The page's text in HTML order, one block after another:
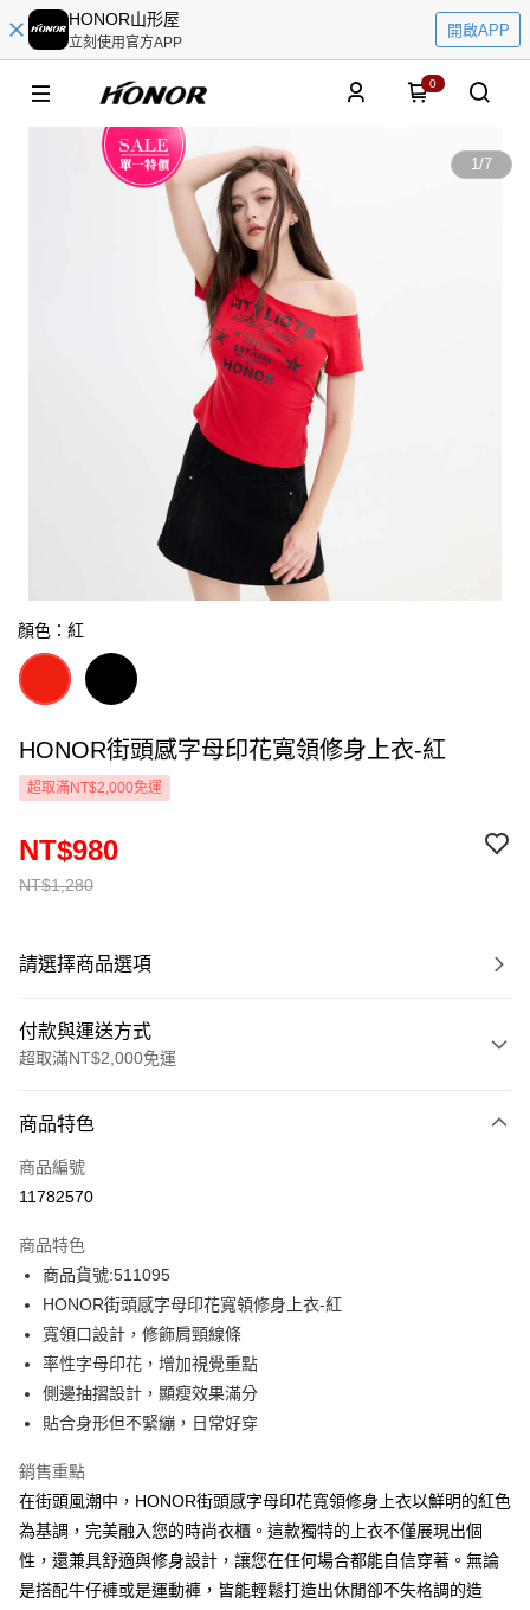
HONOR山形屋
立刻使用官方APP
開啟APP
0
1/7
顏色：紅
HONOR街頭感字母印花寬領修身上衣-紅
超取滿NT$2,000免運
NT$1,280
NT$980
請選擇商品選項
付款與運送方式
超取滿NT$2,000免運
信用卡一次付款
超商取貨付款
Apple Pay
街口支付
悠遊付
Google Pay
運送方式
全家取貨付款 -訂單滿 $2000 元即享免運服務，未滿則另收
$80 元物流費用。
每筆NT$80，滿NT$2,000(含以上)免運費
商品特色
商品編號
11782570
商品特色
商品貨號:511095
HONOR街頭感字母印花寬領修身上衣-紅
寬領口設計，修飾肩頸線條
率性字母印花，增加視覺重點
側邊抽摺設計，顯瘦效果滿分
貼合身形但不緊繃，日常好穿
銷售重點
在街頭風潮中，HONOR街頭感字母印花寬領修身上衣以鮮明的紅色
為基調，完美融入您的時尚衣櫃。這款獨特的上衣不僅展現出個
性，還兼具舒適與修身設計，讓您在任何場合都能自信穿著。無論
是搭配牛仔褲或是運動褲，皆能輕鬆打造出休閒卻不失格調的造